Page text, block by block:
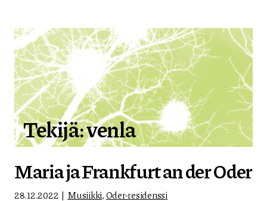
Tekijä:venla
Maria ja Frankfurt an der Oder
28.12.2022 Musiikki,Oder-residenssi